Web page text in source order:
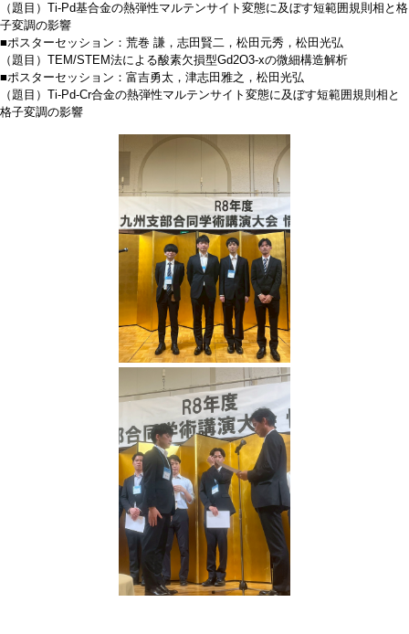
（題目）Ti-Pd基合金の熱弾性マルテンサイト変態に及ぼす短範囲規則相と格
子変調の影響
■ポスターセッション：荒巻 謙，志田賢二，松田元秀，松田光弘
（題目）TEM/STEM法による酸素欠損型Gd2O3-xの微細構造解析
■ポスターセッション：富吉勇太，津志田雅之，松田光弘
（題目）Ti-Pd-Cr合金の熱弾性マルテンサイト変態に及ぼす短範囲規則相と
格子変調の影響